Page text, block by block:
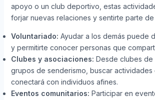
apoyo o un club deportivo, estas
forjar nuevas relaciones y sentirte parte
Voluntariado: Ayudar a los demás puede
y permitirte conocer personas que
Clubes y asociaciones: Desde clubes de
grupos de senderismo, buscar actividades
conectará con individuos afines.
Eventos comunitarios: Participar en